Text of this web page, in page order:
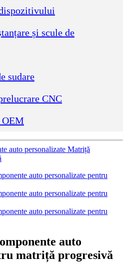
și scule de
sudare
CNC
OEM
auto
matriță progresivă